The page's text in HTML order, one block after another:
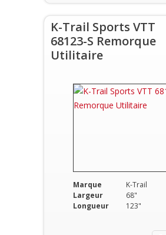
K-Trail Sports VTT
68123-S Remorque
Utilitaire
Marque
K-Trail
Largeur
68"
Longueur
123"